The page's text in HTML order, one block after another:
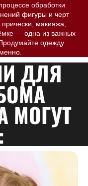
процессе обработки
фигуры и черт
макияжа,
— одна из важных
одежду
ДЛЯ
МОГУТ